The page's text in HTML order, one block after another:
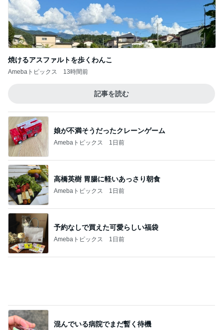
焼けるアスファルトを歩くわんこ
Amebaトピックス 13時間前
記事を読む
Amebaトピックス 1日前
高橋英樹 胃腸に軽いあっさり朝食
Amebaトピックス 1日前
予約なしで買えた可愛らしい福袋
Amebaトピックス 1日前